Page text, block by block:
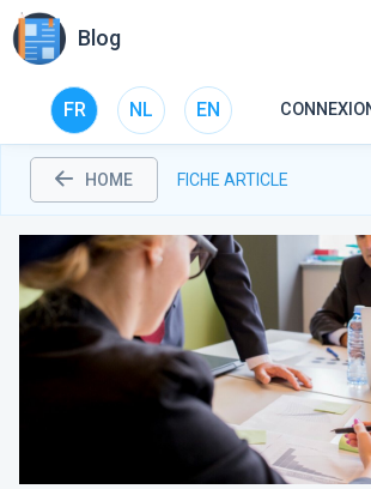
Blog
FR NL EN
HOME FICHE ARTICLE